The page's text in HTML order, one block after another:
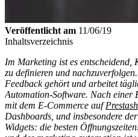
Veröffentlicht am 11/06/19
Inhaltsverzeichnis
Im Marketing ist es
zu definieren und
Feedback gehört und arbeitet
Automation-Software. Nach einer
mitdem E-Commerce auf
Dashboards, und insbesondere
Widgets: die besten